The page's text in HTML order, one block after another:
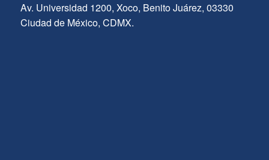
Av. Universidad 1200, Xoco, Benito Juárez, 03330
Ciudad de México, CDMX.